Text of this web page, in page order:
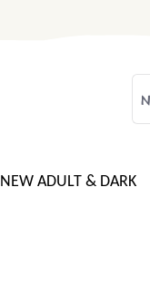
NEW ADULT & DARK